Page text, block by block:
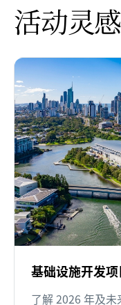
活动灵感
基础设施开发
了解 2026 年及